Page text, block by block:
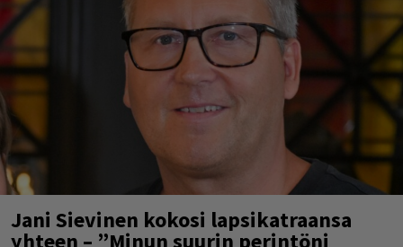
Jani Sievinen kokosi lapsikatraansa
yhteen – ”Minun suurin perintöni